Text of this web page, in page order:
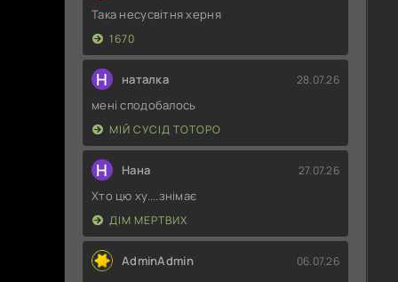
Така несусвітня херня
1670
Н наталка 28.07.26
мені сподобалось
МІЙ СУСІД ТОТОРО
Н Нана 27.07.26
Хто цю ху....знімає
ДІМ МЕРТВИХ
AdminAdmin 06.07.26